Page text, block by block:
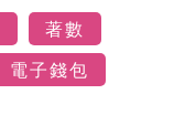
著數
電子錢包